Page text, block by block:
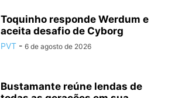
Toquinho responde Werdum e
aceita desafio de Cyborg
PVT - 6 de agosto de 2026
Bustamante reúne lendas de